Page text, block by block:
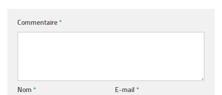
Commentaire*
Nom * E-mail *